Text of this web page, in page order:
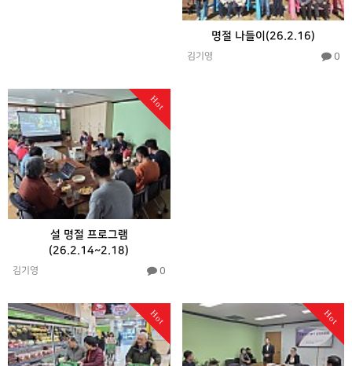
명절 나들이(26.2.16)
김기영 0
Hot
설 명절 프로그램
(26.2.14~2.18)
김기영 0
Hot Hot